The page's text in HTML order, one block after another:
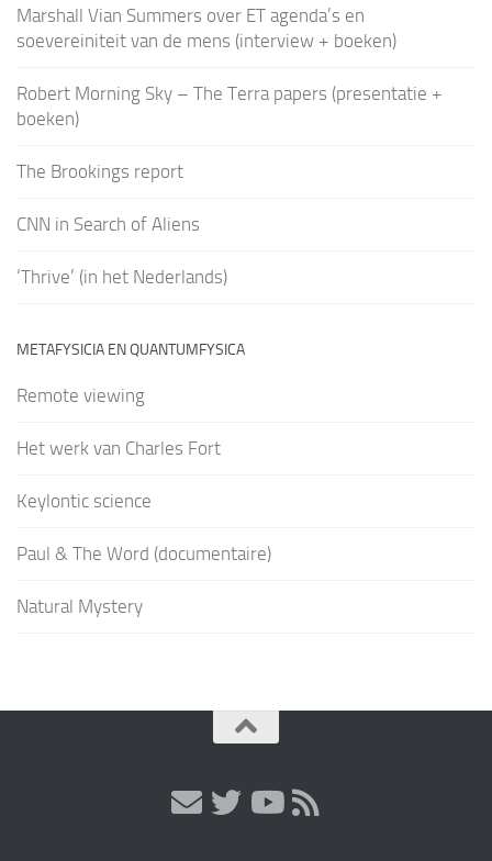
Marshall Vian Summers over ET agenda’s en
soevereiniteit van de mens (interview + boeken)
Robert Morning Sky – The Terra papers (presentatie +
boeken)
The Brookings report
CNN in Search of Aliens
‘Thrive’ (in het Nederlands)
METAFYSICIA EN QUANTUMFYSICA
Remote viewing
Het werk van Charles Fort
Keylontic science
Paul & The Word (documentaire)
Natural Mystery